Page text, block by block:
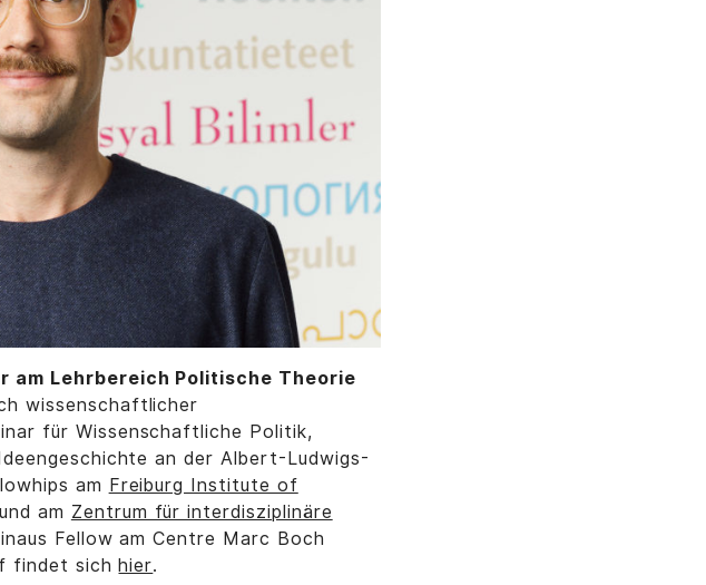
am Lehrbereich Politische Theorie
wissenschaftlicher
für Wissenschaftliche Politik,
an der Albert-Ludwigs-
am Freiburg Institute of
und am Zentrum für interdisziplinäre
Fellow am Centre Marc Boch
findet sichhier.